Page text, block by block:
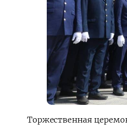
Торжественная